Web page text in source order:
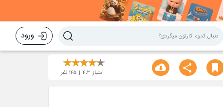
ورود
امتیاز 4.3
145نفر